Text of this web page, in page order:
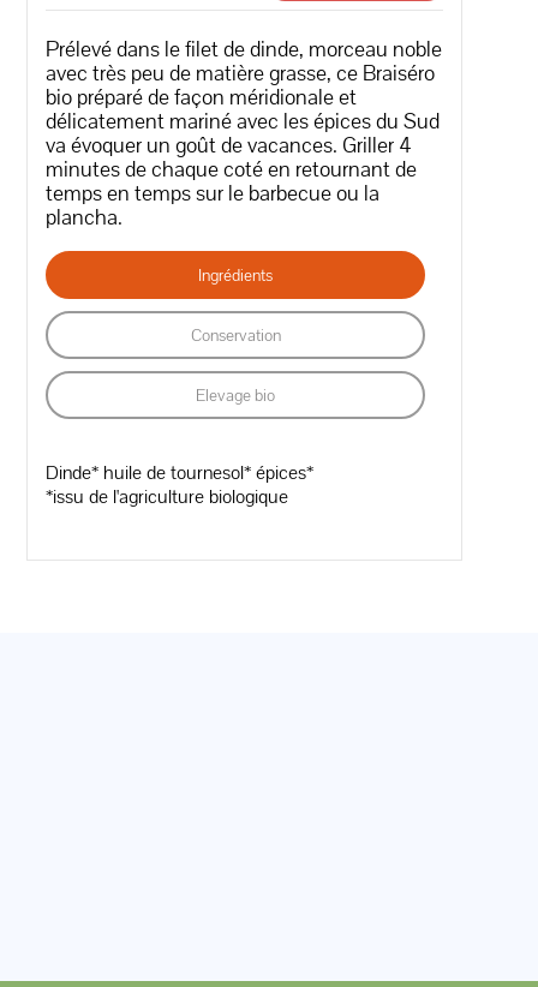
Prélevé dans le filet de dinde, morceau noble
avec très peu de matière grasse, ce Braiséro
bio préparé de façon méridionale et
délicatement mariné avec les épices du Sud
va évoquer un goût de vacances. Griller 4
minutes de chaque coté en retournant de
temps en temps sur le barbecue ou la
plancha.
Ingrédients
Conservation
Elevage bio
Dinde* huile de tournesol* épices*
*issu de l'agriculture biologique